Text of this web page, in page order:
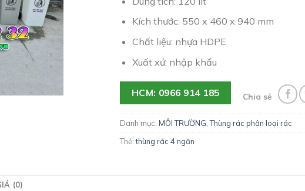
Kích thước: 550 x 460 x 940 mm
Chất liệu: nhựa HDPE
Xuất xứ: nhập khẩu
HCM: 0966 914 185 Chia sẻ
Danh mục: MÔI TRƯỜNG ,Thùng rác phân loại rác
Thẻ:thùng rác 4 ngăn
(0)